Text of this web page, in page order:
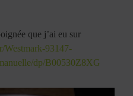
que j’ai eu sur
Westmark-93147-
dp/B00530Z8XG